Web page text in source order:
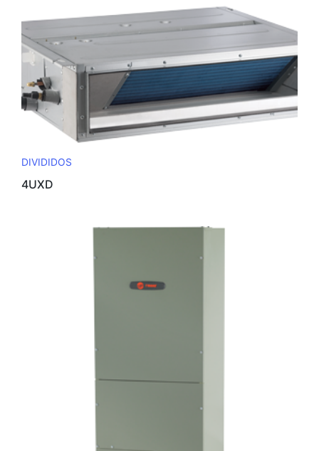
DIVIDIDOS
4UXD